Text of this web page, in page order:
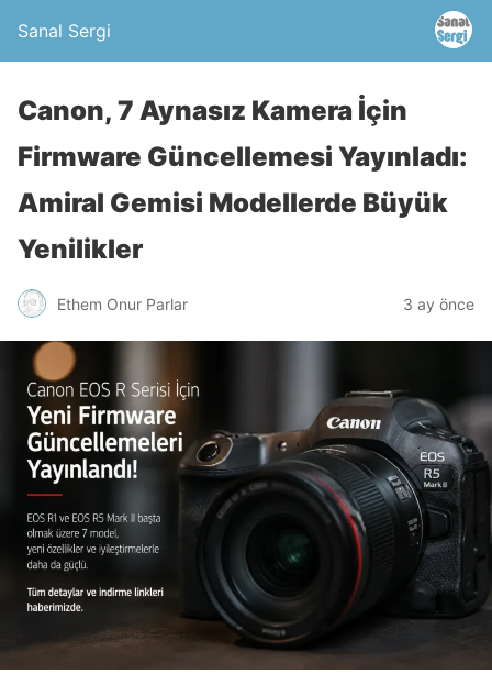
Sanal Sergi
Canon, 7 Aynasız Kamera İçin
Firmware Güncellemesi Yayınladı:
Amiral Gemisi Modellerde Büyük
Yenilikler
Ethem Onur Parlar 3 ay önce